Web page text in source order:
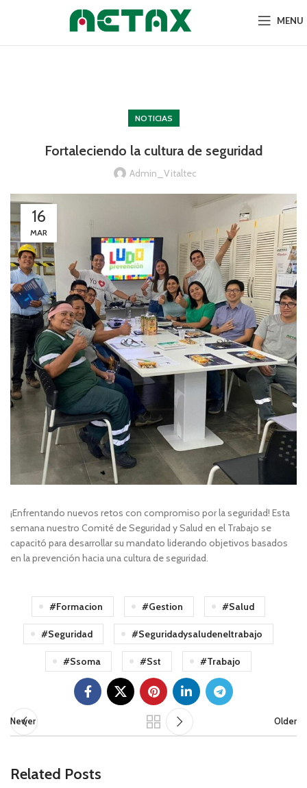
MENU
NOTICIAS
Fortaleciendo la cultura de seguridad
Admin_Vitaltec
16
MAR
¡Enfrentando nuevos retos con compromiso por la seguridad! Esta
semana nuestro Comité de Seguridad y Salud en el Trabajo se
capacitó para desarrollar su mandato liderando objetivos basados
en la prevención hacia una cultura de seguridad.
#formacion #gestion #salud
#seguridad #seguridadysaludeneltrabajo
#ssoma #sst #trabajo
Newer Older
Related Posts